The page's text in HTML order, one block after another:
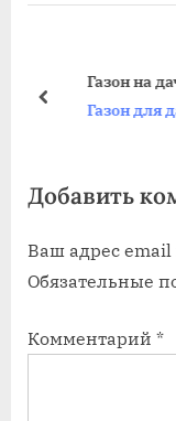
ы
щ
з
п
и
ь
д
з
п
и
ь
Газон на
Газон для
пред
Добавить
Ваш адрес email
Обязательные
Комментарий *